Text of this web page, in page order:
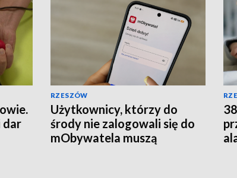
dar
RZESZÓW
Użytkownicy, którzy do
środy nie zalogowali się do
mObywatela muszą